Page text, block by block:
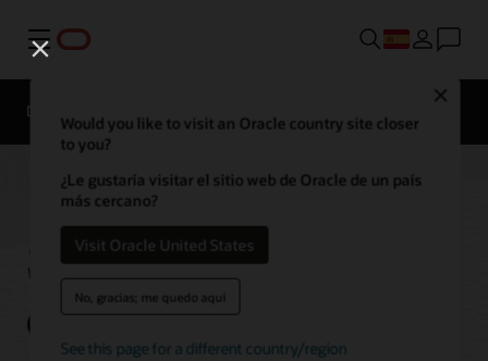
Menú
Would you like to visit an Oracle country site closer
to you?
¿Le gustaría visitar el sitio web de Oracle de un país
más cercano?
Visit Oracle United States
No, gracias; me quedo aquí
See this page for a different country/region
Descripción general
Supervisión
empresarial